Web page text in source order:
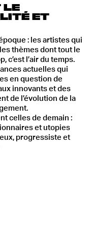
LE
ET
: les artistes qui
thèmes dont tout le
c’est l’air du temps.
actuelles qui
en question de
innovants et des
de l’évolution de la
celles de demain :
et utopies
progressiste et